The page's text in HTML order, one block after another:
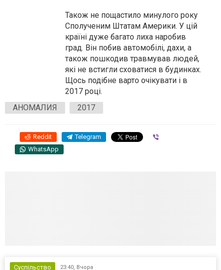
Також не пощастило минулого року
Сполученим Штатам Америки. У цій
країні дуже багато лиха наробив
град. Він побив автомобілі, дахи, а
також пошкодив травмував людей,
які не встигли сховатися в будинках.
Щось подібне варто очікувати і в
2017 році.
АНОМАЛИЯ
2017
Reddit Telegram
WhatsApp
Суспільство 23:40, Вчора